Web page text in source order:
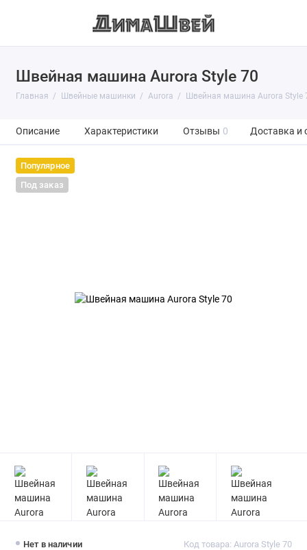
Швейная машина Aurora Style 70
Главная Швейные машинки Aurora Швейная машина Aurora Style
Описание Характеристики Отзывы 0 Доставка и
Популярное
Под заказ
Нет в наличии Код товара: Aurora Style 70